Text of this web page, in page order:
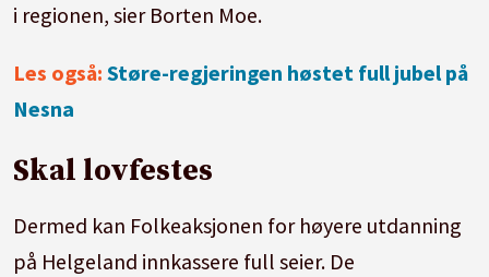
i regionen, sier Borten Moe.
Les også:Støre-regjeringen høstet full jubel på
Nesna
Skal lovfestes
Dermed kan Folkeaksjonen for høyere utdanning
på Helgeland innkassere full seier. De